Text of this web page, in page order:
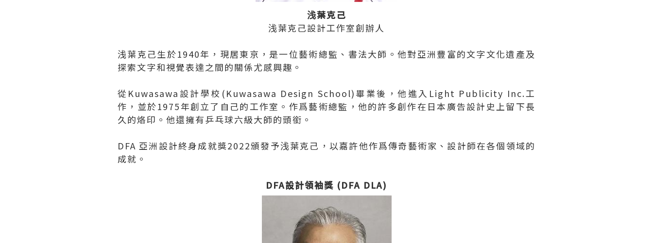
浅葉克己
浅葉克己設計工作室創辦人
浅葉克己生於1940年，現居東京，是一位藝術總監、書法大師。他對亞洲豐富的文字文化遺產及
探索文字和視覺表達之間的關係尤感興趣。
從Kuwasawa設計學校(Kuwasawa Design School)畢業後，他進入Light Publicity Inc.工
作，並於1975年創立了自己的工作室。作爲藝術總監，他的許多創作在日本廣告設計史上留下長
久的烙印。他還擁有乒乓球六級大師的頭銜。
DFA 亞洲設計終身成就獎2022頒發予浅葉克己，以嘉許他作爲傳奇藝術家、設計師在各個領域的
成就。
DFA設計領袖獎 (DFA DLA)